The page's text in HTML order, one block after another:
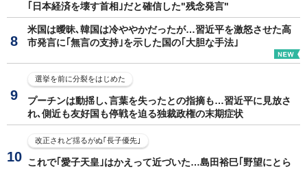
｢日本経済を壊す首相｣だと確信した"残念発言"
米国は曖昧､韓国は冷ややかだったが…習近平を激怒させた高
市発言に｢無言の支持｣を示した国の｢大胆な手法｣
選挙を前に分裂をはじめた
プーチンは動揺し､言葉を失ったとの指摘も…習近平に見放さ
れ､側近も友好国も停戦を迫る独裁政権の末期症状
改正されど揺るがぬ｢長子優先｣
これで｢愛子天皇｣はかえって近づいた…島田裕巳｢野望にとら